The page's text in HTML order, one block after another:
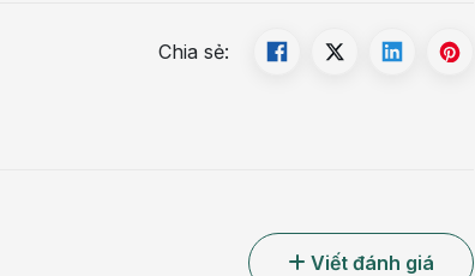
Chia sẻ:
Viết đánh giá